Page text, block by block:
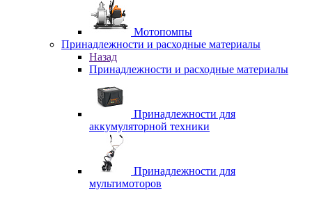
Мотопомпы
Принадлежности и расходные материалы
Назад
Принадлежности и расходные материалы
Принадлежности для
аккумуляторной техники
Принадлежности для
мультимоторов